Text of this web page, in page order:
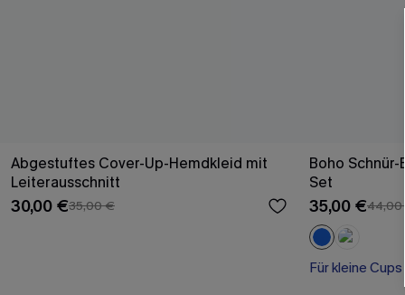
Abgestuftes Cover-Up-Hemdkleid mit
Leiterausschnitt
30,00 €35,00 €
Boho
Set
35,00 €
Für kleine Cups